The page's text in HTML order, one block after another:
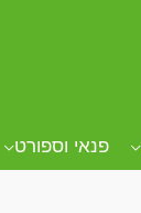
פנאי וספורט